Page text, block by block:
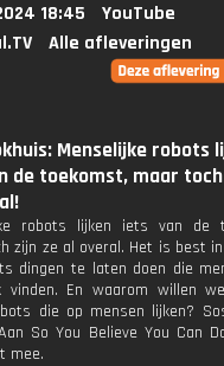
18:45
YouTube
Alle afleveringen
Menselijke robots
de toekomst, maar
robots lijken iets van de
zijn ze al overal. Het is best
dingen te laten doen die
vinden. En waarom willen
die op mensen lijken?
So You Believe You Can
mee.